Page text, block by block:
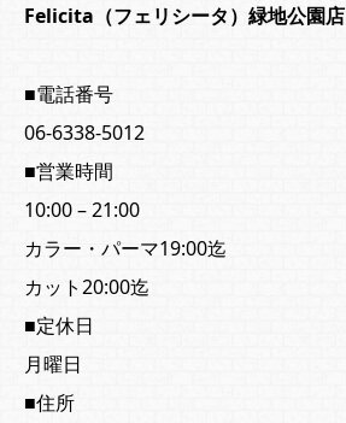
Felicita （フェリシータ）緑地公園店
■電話番号
06-6338-5012
■営業時間
10:00 – 21:00
カラー・パーマ19:00迄
カット20:00迄
■定休日
月曜日
■住所